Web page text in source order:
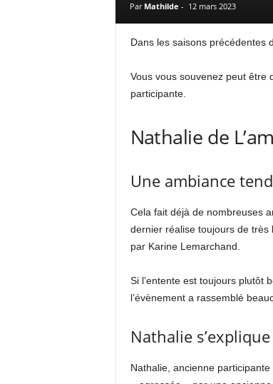
Par Mathilde - 12 mars 2023
Dans les saisons précédentes
Vous vous souvenez peut être
participante.
Nathalie de
Une ambiance
Cela fait déjà de nombreuses
dernier réalise toujours de très
par Karine Lemarchand.
Si l’entente est toujours plutôt
l’évènement a rassemblé
Nathalie
Nathalie, ancienne